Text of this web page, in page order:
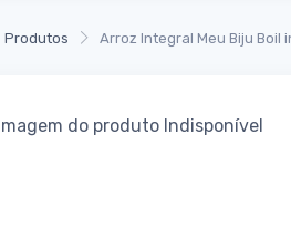
Produtos Arroz Integral Meu Biju Boil